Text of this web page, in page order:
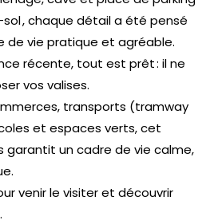
, chaque détail a été pensé
de vie pratique et agréable.
récente, tout est prêt : il ne
vos valises.
transports (tramway
et espaces verts, cet
un cadre de vie calme,
venir le visiter et découvrir